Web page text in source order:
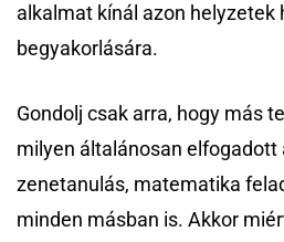
alkalmat kínál azon helyzetek
begyakorlására.
Gondolj csak arra, hogy más
milyen általánosan elfogadott
zenetanulás, matematika
minden másban is. Akkor